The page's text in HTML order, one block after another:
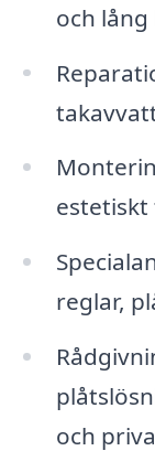
och lång
estetiskt
reglar,
och